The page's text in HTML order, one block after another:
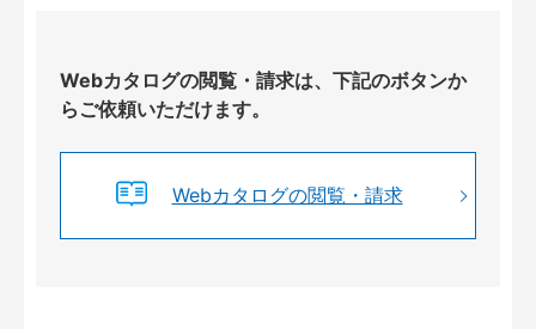
Webカタログの閲覧・請求は、下記のボタンか
らご依頼いただけます。
Webカタログの閲覧・請求